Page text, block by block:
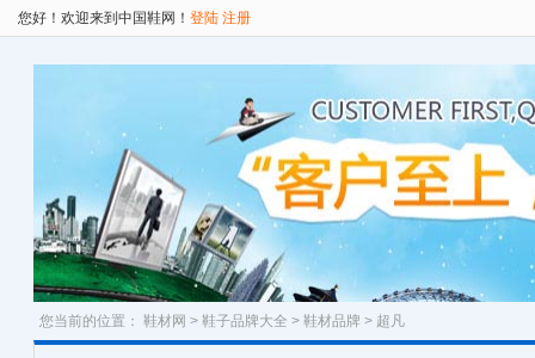
您好！欢迎来到中国鞋网！ 登陆 注册
您当前的位置： 鞋材网 > 鞋子品牌大全 > 鞋材品牌 > 超凡